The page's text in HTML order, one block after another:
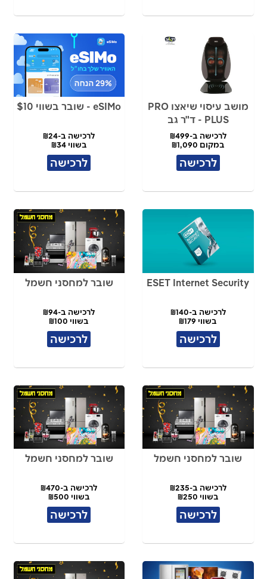
מושב עיסוי שיאצו PRO
PLUS - ד"ר גב
לרכישה ב-₪499
במקום ₪1,090
לרכישה
eSIMo - שובר בשווי $10
לרכישה ב-₪24
בשווי ₪34
לרכישה
ESET Internet Security
לרכישה ב-₪140
בשווי ₪179
לרכישה
שובר למחסני חשמל
לרכישה ב-₪94
בשווי ₪100
לרכישה
שובר למחסני חשמל
לרכישה ב-₪235
בשווי ₪250
לרכישה
שובר למחסני חשמל
לרכישה ב-₪470
בשווי ₪500
לרכישה